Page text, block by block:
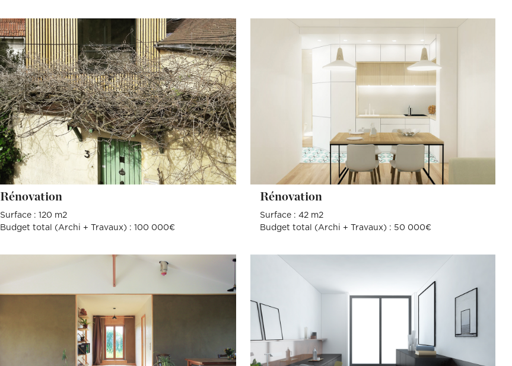
Rénovation
Surface : 120 m2
Budget total (Archi + Travaux) : 100 000€
Rénovation
Surface : 42 m2
Budget total (Archi + Travaux) : 50 000€